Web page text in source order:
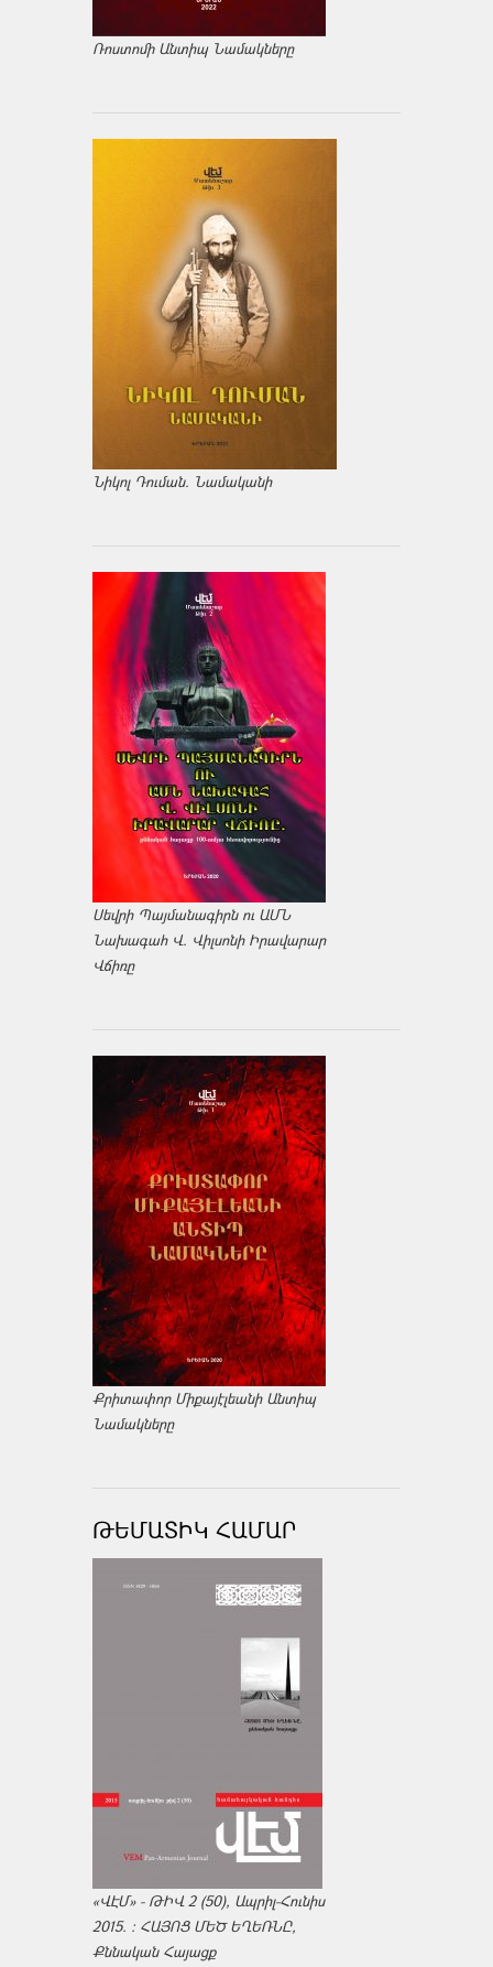
Ռոստոմի Անտիպ Նամակները
Նիկոլ Դուման. Նամականի
Սեվրի Պայմանագիրն ու ԱՄՆ
Նախագահ Վ. Վիլսոնի Իրավարար
Վճիռը
Քրիտափոր Միքայէլեանի Անտիպ
Նամակները
ԹԵՄԱՏԻԿ ՀԱՄԱՐ
«ՎԷՄ» - ԹԻՎ 2 (50), Ապրիլ-Հունիս
2015. : ՀԱՅՈՑ ՄԵԾ ԵՂԵՌՆԸ,
Քննական Հայացք